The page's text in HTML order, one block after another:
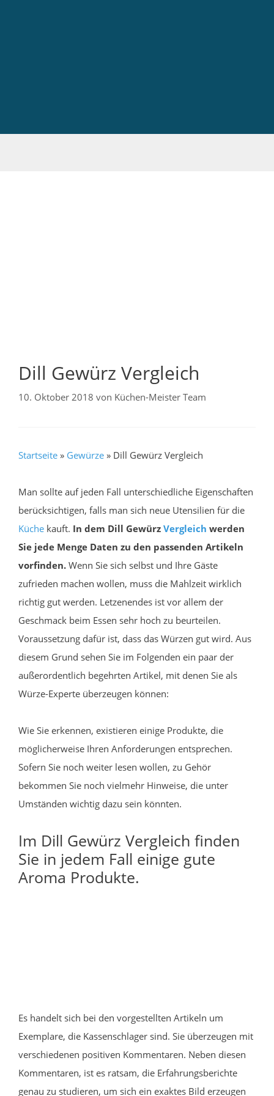
Dill Gewürz Vergleich
10. Oktober 2018 von Küchen-Meister Team
Startseite » Gewürze » Dill Gewürz Vergleich
Man sollte auf jeden Fall unterschiedliche Eigenschaften
berücksichtigen, falls man sich neue Utensilien für die
Küche kauft. In dem Dill Gewürz Vergleich werden
Sie jede Menge Daten zu den passenden Artikeln
vorfinden. Wenn Sie sich selbst und Ihre Gäste
zufrieden machen wollen, muss die Mahlzeit wirklich
richtig gut werden. Letzenendes ist vor allem der
Geschmack beim Essen sehr hoch zu beurteilen.
Voraussetzung dafür ist, dass das Würzen gut wird. Aus
diesem Grund sehen Sie im Folgenden ein paar der
außerordentlich begehrten Artikel, mit denen Sie als
Würze-Experte überzeugen können:
Wie Sie erkennen, existieren einige Produkte, die
möglicherweise Ihren Anforderungen entsprechen.
Sofern Sie noch weiter lesen wollen, zu Gehör
bekommen Sie noch vielmehr Hinweise, die unter
Umständen wichtig dazu sein könnten.
Im Dill Gewürz Vergleich finden
Sie in jedem Fall einige gute
Aroma Produkte.
Es handelt sich bei den vorgestellten Artikeln um
Exemplare, die Kassenschlager sind. Sie überzeugen mit
verschiedenen positiven Kommentaren. Neben diesen
Kommentaren, ist es ratsam, die Erfahrungsberichte
genau zu studieren, um sich ein exaktes Bild erzeugen